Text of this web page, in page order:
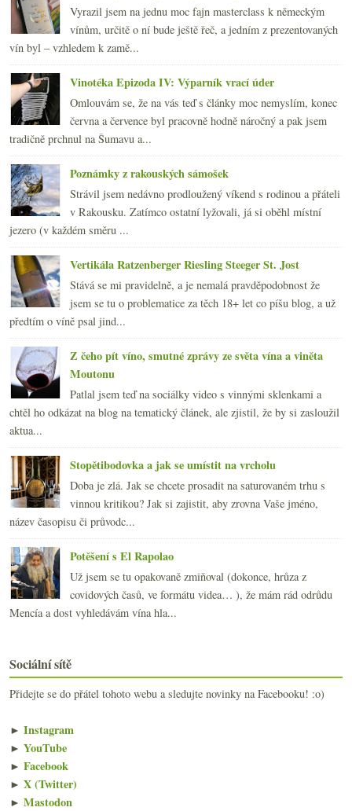
Vyrazil jsem na jednu moc fajn masterclass k německým
vínům, určitě o ní bude ještě řeč, a jedním z prezentovaných
vín byl – vzhledem k zamě...
Vinotéka Epizoda IV: Výparník vrací úder
Omlouvám se, že na vás teď s články moc nemyslím, konec
června a července byl pracovně hodně náročný a pak jsem
tradičně prchnul na Šumavu a...
Poznámky z rakouských sámošek
Strávil jsem nedávno prodloužený víkend s rodinou a přáteli
v Rakousku. Zatímco ostatní lyžovali, já si oběhl místní
jezero (v každém směru ...
Vertikála Ratzenberger Riesling Steeger St. Jost
Stává se mi pravidelně, a je nemalá pravděpodobnost že
jsem se tu o problematice za těch 18+ let co píšu blog, a už
předtím o víně psal jind...
Z čeho pít víno, smutné zprávy ze světa vína a viněta
Moutonu
Patlal jsem teď na sociálky video s vinnými sklenkami a
chtěl ho odkázat na blog na tematický článek, ale zjistil, že by si zasloužil
aktua...
Stopětibodovka a jak se umístit na vrcholu
Doba je zlá. Jak se chcete prosadit na saturovaném trhu s
vinnou kritikou? Jak si zajistit, aby zrovna Vaše jméno,
název časopisu či průvodc...
Potěšení s El Rapolao
Už jsem se tu opakovaně zmiňoval (dokonce, hrůza z
covidových časů, ve formátu videa… ), že mám rád odrůdu
Mencía a dost vyhledávám vína hla...
Sociální sítě
Přidejte se do přátel tohoto webu a sledujte novinky na Facebooku! :o)
► Instagram
► YouTube
► Facebook
► X (Twitter)
► Mastodon